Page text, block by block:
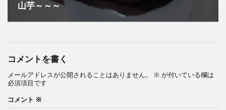
山芋～～～
コメントを書く
メールアドレスが公開されることはありません。 ※ が付いている欄は
必須項目です
コメント ※